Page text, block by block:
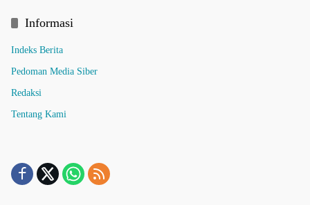
Informasi
Indeks Berita
Pedoman Media Siber
Redaksi
Tentang Kami